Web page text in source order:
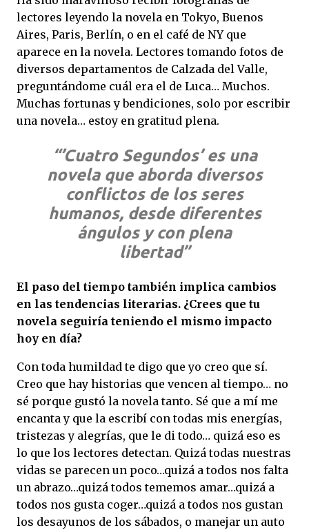
lectores leyendo la novela en Tokyo, Buenos
Aires, Paris, Berlín, o en el café de NY que
aparece en la novela. Lectores tomando fotos de
diversos departamentos de Calzada del Valle,
preguntándome cuál era el de Luca… Muchos.
Muchas fortunas y bendiciones, solo por escribir
una novela… estoy en gratitud plena.
“’Cuatro Segundos’ es una
novela que aborda diversos
conflictos de los seres
humanos, desde diferentes
ángulos y con plena
libertad”
El paso del tiempo también implica cambios
en las tendencias literarias. ¿Crees que tu
novela seguiría teniendo el mismo impacto
hoy en día?
Con toda humildad te digo que yo creo que sí.
Creo que hay historias que vencen al tiempo… no
sé porque gustó la novela tanto. Sé que a mí me
encanta y que la escribí con todas mis energías,
tristezas y alegrías, que le di todo… quizá eso es
lo que los lectores detectan. Quizá todas nuestras
vidas se parecen un poco…quizá a todos nos falta
un abrazo…quizá todos tememos amar…quizá a
todos nos gusta coger…quizá a todos nos gustan
los desayunos de los sábados, o manejar un auto